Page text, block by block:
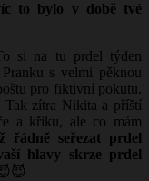
to bylo v době tvé
si na tu prdel týden
s velmi pěknou
pro fiktivní pokutu.
Tak zítra Nikita a příští
a křiku, ale co mám
řádně seřezat prdel
hlavy skrze prdel